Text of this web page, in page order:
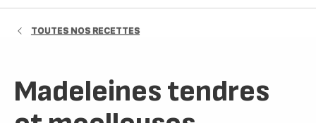
TOUTES NOS RECETTES
Madeleines tendres